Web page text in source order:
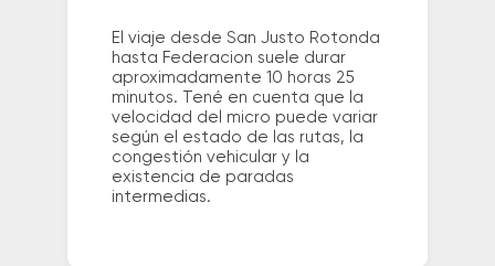
El viaje desde San Justo Rotonda
hasta Federacion suele durar
aproximadamente 10 horas 25
minutos. Tené en cuenta que la
velocidad del micro puede variar
según el estado de las rutas, la
congestión vehicular y la
existencia de paradas
intermedias.